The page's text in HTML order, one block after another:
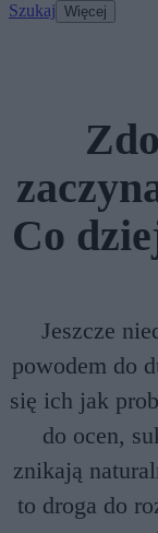
Szukaj Więcej
Co
Jeszcze
powodem do
się ich jak
do ocen,
znikają
to droga do